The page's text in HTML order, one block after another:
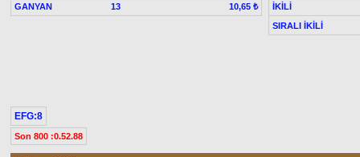
GANYAN 13 10,65 ₺
İKİLİ
SIRALI İKİLİ
EFG:8
Son 800 :0.52.88